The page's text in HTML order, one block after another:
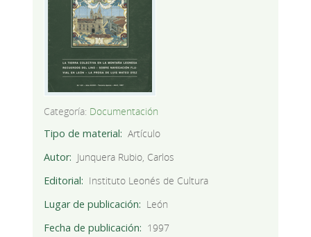
Categoría: Documentación
Tipo de material
Artículo
Autor
Junquera Rubio, Carlos
Editorial
Instituto Leonés de Cultura
Lugar de publicación
León
Fecha de publicación
1997